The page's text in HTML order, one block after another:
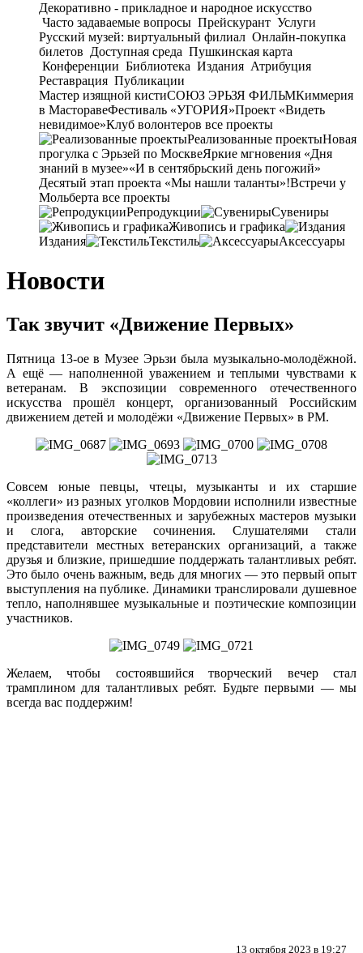
Декоративно - прикладное и народное искусство
Часто задаваемые вопросы Прейскурант Услуги
Русский музей: виртуальный филиал Онлайн-покупка
билетов Доступная среда Пушкинская карта
Конференции Библиотека Издания Атрибуция
Реставрация Публикации
Мастер изящной кистиСОЮЗ ЭРЬЗЯ ФИЛЬМКиммерия
в МасторавеФестиваль «УГОРИЯ»Проект «Видеть
невидимое»Клуб волонтеров все проекты
Реализованные проектыНовая
прогулка с Эрьзей по МосквеЯркие мгновения «Дня
знаний в музее»«И в сентябрьский день погожий»
Десятый этап проекта «Мы нашли таланты»!Встречи у
Мольберта все проекты
Репродукции
Сувениры
Живопись и графика
Издания
Текстиль Аксессуары
Новости
Так звучит «Движение Первых»
Пятница 13-ое в Музее Эрьзи была музыкально-молодёжной.
А ещё — наполненной уважением и теплыми чувствами к
ветеранам. В экспозиции современного отечественного
искусства прошёл концерт, организованный Российским
движением детей и молодёжи «Движение Первых» в РМ.
Совсем юные певцы, чтецы, музыканты и их старшие
«коллеги» из разных уголков Мордовии исполнили известные
произведения отечественных и зарубежных мастеров музыки
и слога, авторские сочинения. Слушателями стали
представители местных ветеранских организаций, а также
друзья и близкие, пришедшие поддержать талантливых ребят.
Это было очень важным, ведь для многих — это первый опыт
выступления на публике. Динамики транслировали душевное
тепло, наполнявшее музыкальные и поэтические композиции
участников.
Желаем, чтобы состоявшийся творческий вечер стал
трамплином для талантливых ребят. Будьте первыми — мы
всегда вас поддержим!
13 октября 2023 в 19:27